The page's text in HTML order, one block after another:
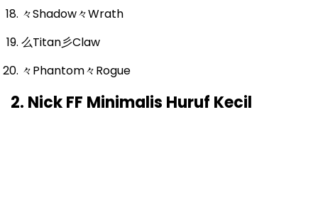
々Shadow々Wrath
么Titan彡Claw
々Phantom々Rogue
2. Nick FF Minimalis Huruf Kecil